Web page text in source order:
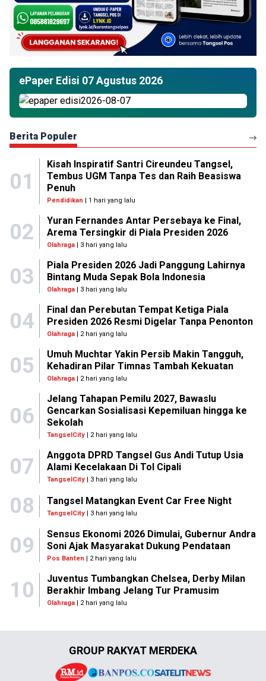
ePaper Edisi 07 Agustus 2026
Berita Populer
01
Kisah Inspiratif Santri Cireundeu Tangsel,
Tembus UGM Tanpa Tes dan Raih Beasiswa
Penuh
Pendidikan | 1 hari yang lalu
02
Yuran Fernandes Antar Persebaya ke Final,
Arema Tersingkir di Piala Presiden 2026
Olahraga| 3 hari yang lalu
03
Piala Presiden 2026 Jadi Panggung Lahirnya
Bintang Muda Sepak Bola Indonesia
Olahraga| 3 hari yang lalu
04
Final dan Perebutan Tempat Ketiga Piala
Presiden 2026 Resmi Digelar Tanpa Penonton
Olahraga| 2 hari yang lalu
05
Umuh Muchtar Yakin Persib Makin Tangguh,
Kehadiran Pilar Timnas Tambah Kekuatan
Olahraga| 2 hari yang lalu
06
Jelang Tahapan Pemilu 2027, Bawaslu
Gencarkan Sosialisasi Kepemiluan hingga ke
Sekolah
TangselCity| 2 hari yang lalu
07
Anggota DPRD Tangsel Gus Andi Tutup Usia
Alami Kecelakaan Di Tol Cipali
TangselCity| 3 hari yang lalu
08 Tangsel Matangkan Event Car Free Night
TangselCity | 3 hari yang lalu
09
Sensus Ekonomi 2026 Dimulai, Gubernur Andra
Soni Ajak Masyarakat Dukung Pendataan
Pos Banten | 2 hari yang lalu
10
Juventus Tumbangkan Chelsea, Derby Milan
Berakhir Imbang Jelang Tur Pramusim
Olahraga| 2 hari yang lalu
GROUP RAKYAT MERDEKA